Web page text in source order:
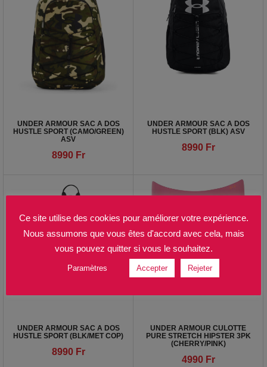
UNDER ARMOUR SAC A DOS
HUSTLE SPORT (CAMO/GREEN)
ASV
8990 Fr
UNDER ARMOUR SAC A DOS
HUSTLE SPORT (BLK) ASV
8990 Fr
UNDER ARMOUR SAC A DOS
HUSTLE SPORT (BLK/MET COP)
8990 Fr
UNDER ARMOUR CULOTTE
PURE STRETCH HIPSTER 3PK
(CHERRY/PINK)
4990 Fr
Ce site utilise des cookies pour améliorer votre expérience.
Nous assumons que vous êtes d'accord avec cela, mais
vous pouvez quitter si vous le souhaitez.
Paramètres Accepter Rejeter